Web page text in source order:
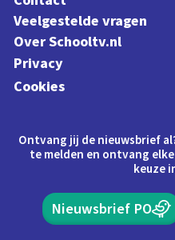
Veelgestelde vragen
Over Schooltv.nl
Privacy
Cookies
Ontvang jij de nieuwsbrief
te melden en ontvang
keuze
Nieuwsbrief PO